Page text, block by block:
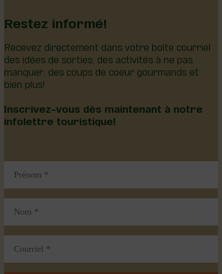
Restez informé!
Recevez directement dans votre boîte courriel
des idées de sorties, des activités à ne pas
manquer, des coups de coeur gourmands et
bien plus!
Inscrivez-vous dès maintenant à notre
infolettre touristique!